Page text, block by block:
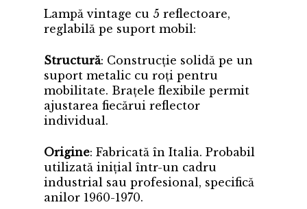
Lampă vintage cu 5 reflectoare,
reglabilă pe suport mobil:
Structură: Construcție solidă pe un
suport metalic cu roți pentru
mobilitate. Brațele flexibile permit
ajustarea fiecărui reflector
individual.
Origine: Fabricată în Italia. Probabil
utilizată inițial într-un cadru
industrial sau profesional, specifică
anilor 1960-1970.